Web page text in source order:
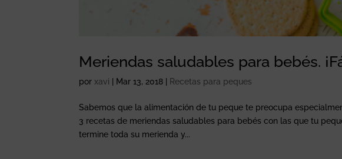
Meriendas saludables para bebés.
por xavi Mar 13, 2018 Recetas para peques
Sabemos que la alimentación de tu peque te preocupa
3 recetas de meriendas saludables para bebés con las que tu
termine toda su merienda y...